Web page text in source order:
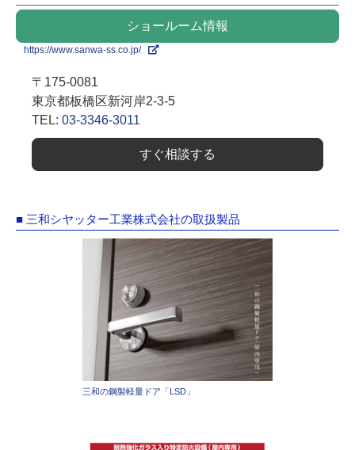
ショールーム情報
https://www.sanwa-ss.co.jp/
〒175-0081
東京都板橋区新河岸2-3-5
TEL: 03-3346-3011
すぐ相談する
■ 三和シヤッター工業株式会社の取扱製品
三和の鋼製軽量ドア「LSD」